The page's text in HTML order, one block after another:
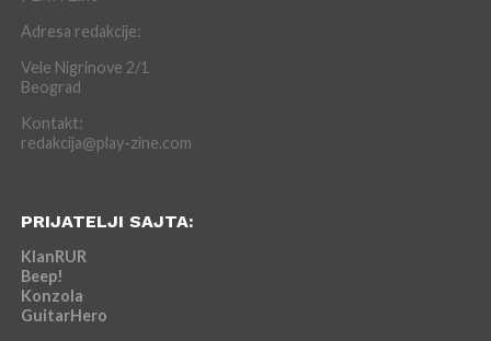
Adresa redakcije:
Vele Nigrinove 2/1
Beograd
Kontakt:
redakcija@play-zine.com
PRIJATELJI SAJTA:
KlanRUR
Beep!
Konzola
GuitarHero